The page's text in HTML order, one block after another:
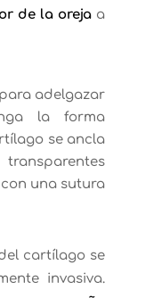
de la oreja a
adelgazar
la forma
se ancla
una sutura
cartílago se
invasiva.